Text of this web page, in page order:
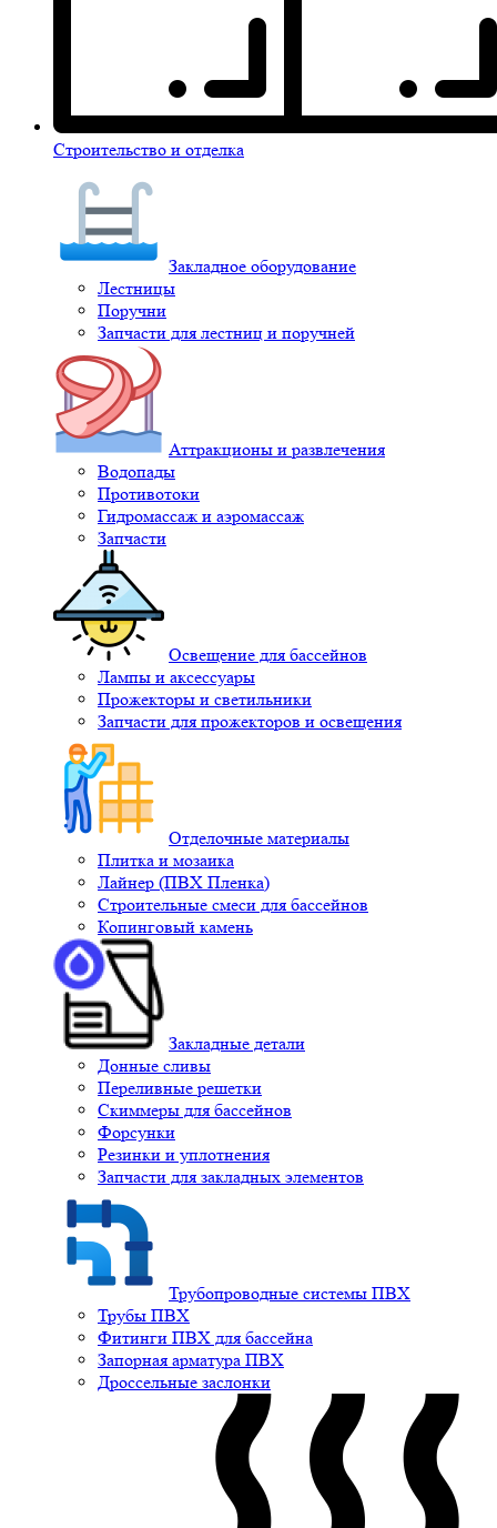
Строительство и отделка
Закладное оборудование
Лестницы
Поручни
Запчасти для лестниц и поручней
Аттракционы и развлечения
Водопады
Противотоки
Гидромассаж и аэромассаж
Запчасти
Освещение для бассейнов
Лампы и аксессуары
Прожекторы и светильники
Запчасти для прожекторов и освещения
Отделочные материалы
Плитка и мозаика
Лайнер (ПВХ Пленка)
Строительные смеси для бассейнов
Копинговый камень
Закладные детали
Донные сливы
Переливные решетки
Скиммеры для бассейнов
Форсунки
Резинки и уплотнения
Запчасти для закладных элементов
Трубопроводные системы ПВХ
Трубы ПВХ
Фитинги ПВХ для бассейна
Запорная арматура ПВХ
Дроссельные заслонки